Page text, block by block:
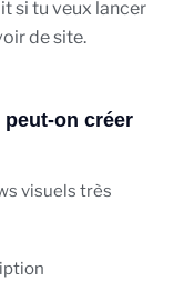
si tu veux lancer
de site.
peut-on créer
visuels très